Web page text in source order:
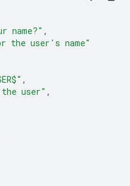
name?" ,
the user's name"
,
user" ,